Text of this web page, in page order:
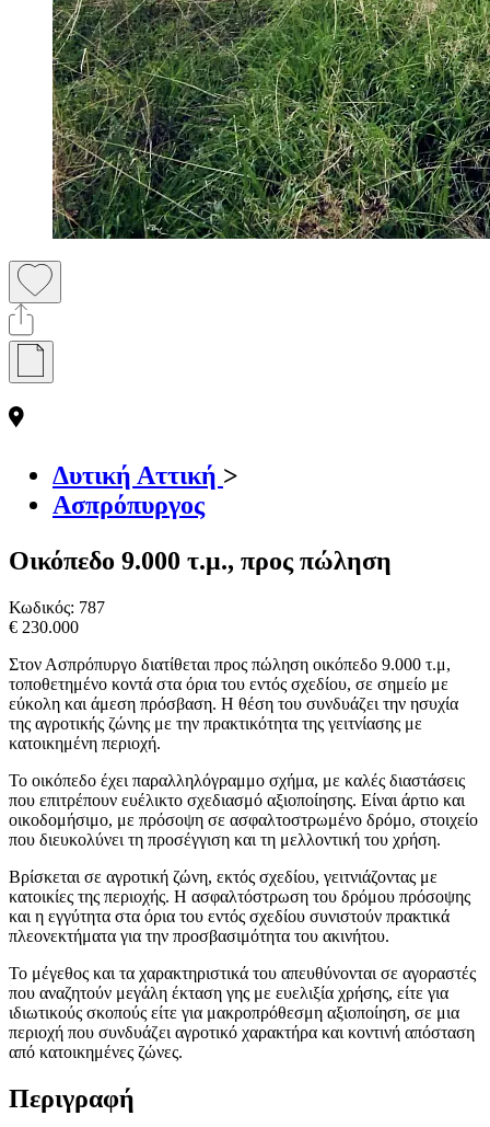
Δυτική Αττική >
Ασπρόπυργος
Οικόπεδο 9.000 τ.μ., προς πώληση
Κωδικός: 787
€ 230.000
Στον Ασπρόπυργο διατίθεται προς πώληση οικόπεδο 9.000 τ.μ,
τοποθετημένο κοντά στα όρια του εντός σχεδίου, σε σημείο με
εύκολη και άμεση πρόσβαση. Η θέση του συνδυάζει την ησυχία
της αγροτικής ζώνης με την πρακτικότητα της γειτνίασης με
κατοικημένη περιοχή.
Το οικόπεδο έχει παραλληλόγραμμο σχήμα, με καλές διαστάσεις
που επιτρέπουν ευέλικτο σχεδιασμό αξιοποίησης. Είναι άρτιο και
οικοδομήσιμο, με πρόσοψη σε ασφαλτοστρωμένο δρόμο, στοιχείο
που διευκολύνει τη προσέγγιση και τη μελλοντική του χρήση.
Βρίσκεται σε αγροτική ζώνη, εκτός σχεδίου, γειτνιάζοντας με
κατοικίες της περιοχής. Η ασφαλτόστρωση του δρόμου πρόσοψης
και η εγγύτητα στα όρια του εντός σχεδίου συνιστούν πρακτικά
πλεονεκτήματα για την προσβασιμότητα του ακινήτου.
Το μέγεθος και τα χαρακτηριστικά του απευθύνονται σε αγοραστές
που αναζητούν μεγάλη έκταση γης με ευελιξία χρήσης, είτε για
ιδιωτικούς σκοπούς είτε για μακροπρόθεσμη αξιοποίηση, σε μια
περιοχή που συνδυάζει αγροτικό χαρακτήρα και κοντινή απόσταση
από κατοικημένες ζώνες.
Περιγραφή